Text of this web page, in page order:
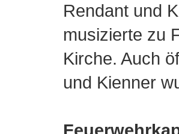
Rendant und
musizierte zu
Kirche. Auch
und Kienner